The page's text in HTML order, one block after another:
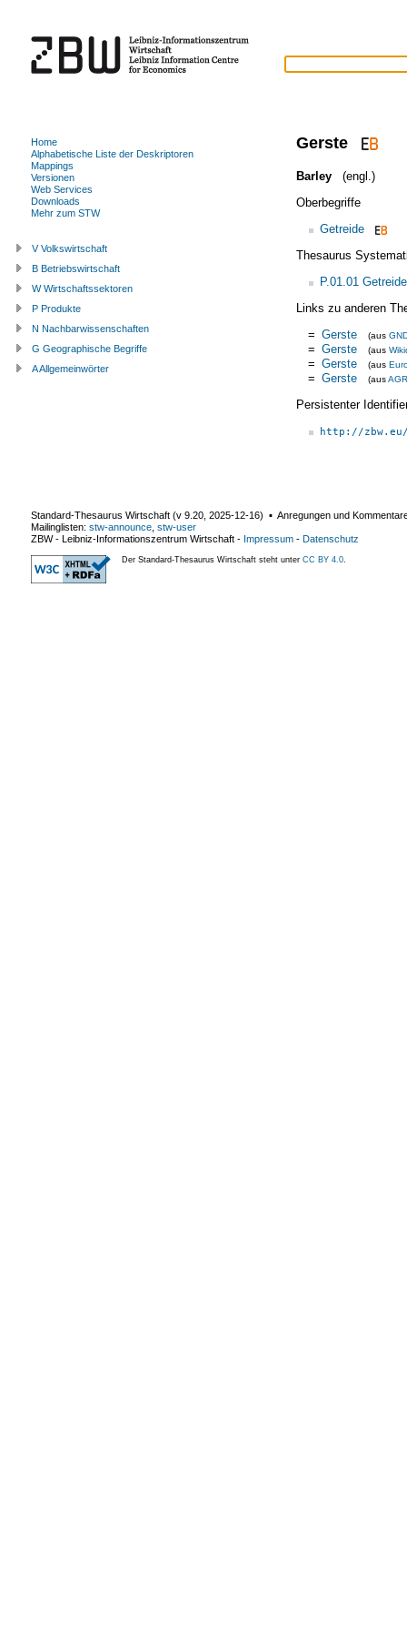
Gerste
Barley
(engl.)
Oberbegriffe
Getreide
Thesaurus
P.01.01 Getreide
Links zu anderen
= Gerste (aus
= Gerste (aus
= Gerste (aus
= Gerste (aus
Persistenter
http://
Home
Alphabetische Liste der Deskriptoren
Mappings
Versionen
Web Services
Downloads
Mehr zum STW
V Volkswirtschaft
B Betriebswirtschaft
W Wirtschaftssektoren
P Produkte
N Nachbarwissenschaften
G Geographische Begriffe
A Allgemeinwörter
Standard-Thesaurus Wirtschaft (v 9.20 2025-12-16) ▪ Anregungen und
Mailinglisten: stw-announce stw-user
ZBW - Leibniz-Informationszentrum Wirtschaft - Impressum - Datenschutz
Der Standard-Thesaurus Wirtschaft steht unter CC BY 4.0